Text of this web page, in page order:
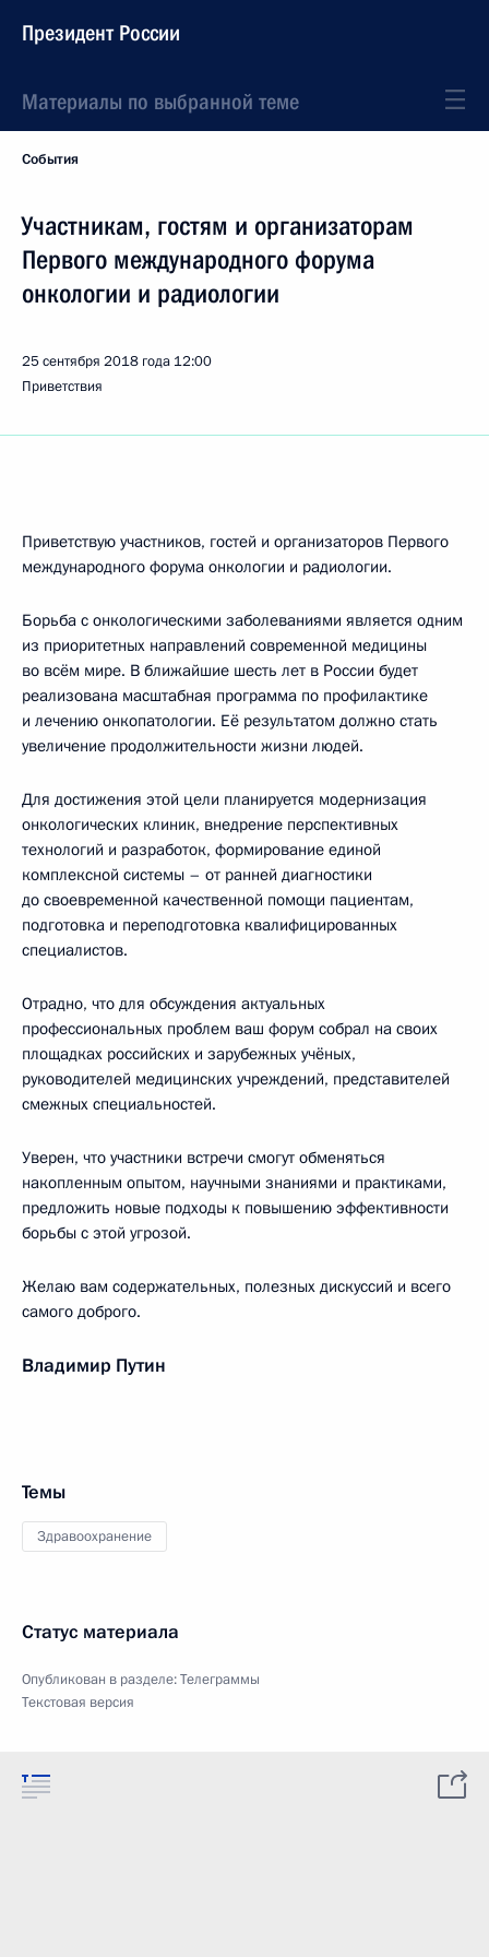
Президент России
Материалы по выбранной теме
События
Участникам, гостям и организаторам
Первого международного форума
онкологии и радиологии
25 сентября 2018 года 12:00
Приветствия
Приветствую участников, гостей и организаторов Первого
международного форума онкологии и радиологии.
Борьба с онкологическими заболеваниями является одним
из приоритетных направлений современной медицины
во всём мире. В ближайшие шесть лет в России будет
реализована масштабная программа по профилактике
и лечению онкопатологии. Её результатом должно стать
увеличение продолжительности жизни людей.
Для достижения этой цели планируется модернизация
онкологических клиник, внедрение перспективных
технологий и разработок, формирование единой
комплексной системы – от ранней диагностики
до своевременной качественной помощи пациентам,
подготовка и переподготовка квалифицированных
специалистов.
Отрадно, что для обсуждения актуальных
профессиональных проблем ваш форум собрал на своих
площадках российских и зарубежных учёных,
руководителей медицинских учреждений, представителей
смежных специальностей.
Уверен, что участники встречи смогут обменяться
накопленным опытом, научными знаниями и практиками,
предложить новые подходы к повышению эффективности
борьбы с этой угрозой.
Желаю вам содержательных, полезных дискуссий и всего
самого доброго.
Владимир Путин
Темы
Здравоохранение
Статус материала
Опубликован в разделе:Телеграммы
Текстовая версия